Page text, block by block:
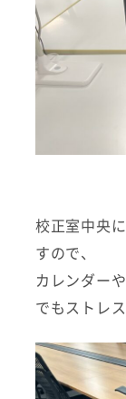
校正室中央
すので、
カレンダー
でもストレ